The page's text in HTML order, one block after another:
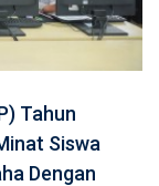
Tahun
Siswa
Dengan